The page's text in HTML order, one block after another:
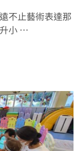
不止藝術表達那
小 …